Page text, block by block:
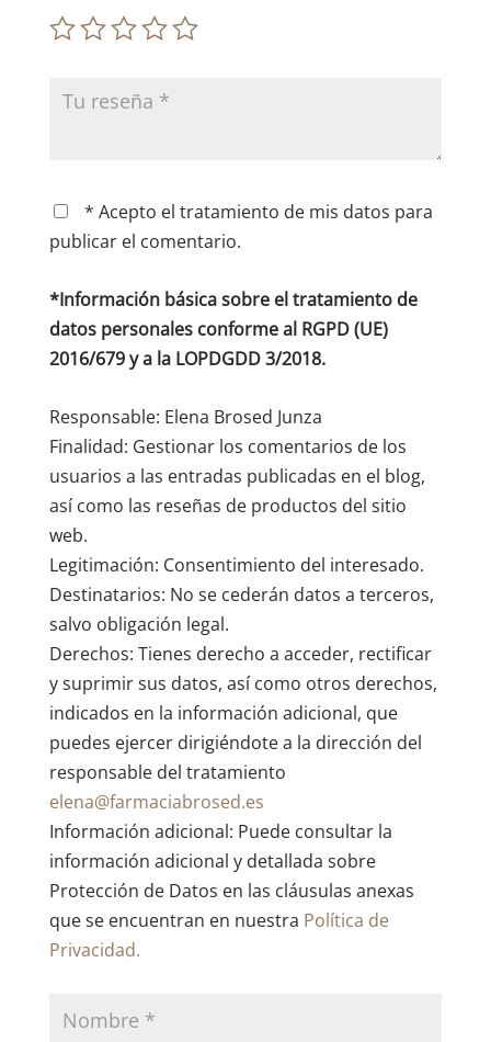
* Acepto el tratamiento de mis datos para
publicar el comentario.
*Información básica sobre el tratamiento de
datos personales conforme al RGPD (UE)
2016/679 y a la LOPDGDD 3/2018.
Responsable: Elena Brosed Junza
Finalidad: Gestionar los comentarios de los
usuarios a las entradas publicadas en el blog,
así como las reseñas de productos del sitio
web.
Legitimación: Consentimiento del interesado.
Destinatarios: No se cederán datos a terceros,
salvo obligación legal.
Derechos: Tienes derecho a acceder, rectificar
y suprimir sus datos, así como otros derechos,
indicados en la información adicional, que
puedes ejercer dirigiéndote a la dirección del
responsable del tratamiento
elena@farmaciabrosed.es
Información adicional: Puede consultar la
información adicional y detallada sobre
Protección de Datos en las cláusulas anexas
que se encuentran en nuestra Política de
Privacidad.